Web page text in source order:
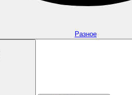
Разное